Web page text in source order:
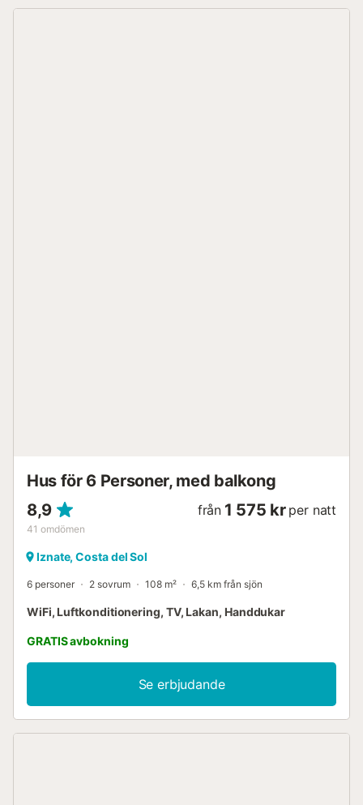
Hus för 6 Personer, med balkong
8,9
41 omdömen
från 1 575 kr per natt
Iznate, Costa del Sol
6 personer 2 sovrum 108 m² 6,5 km från sjön
WiFi, Luftkonditionering, TV, Lakan, Handdukar
GRATIS avbokning
Se erbjudande